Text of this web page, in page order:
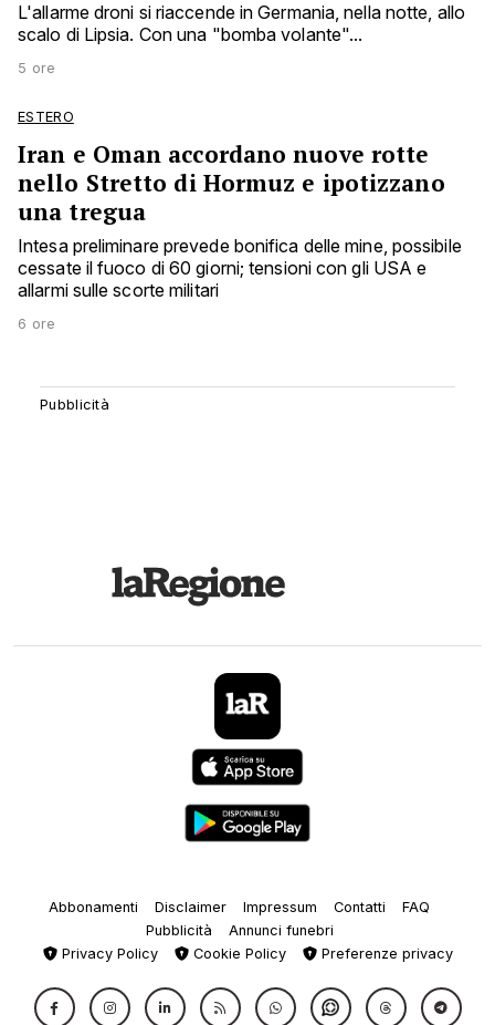
L'allarme droni si riaccende in Germania, nella notte, allo
scalo di Lipsia. Con una "bomba volante"...
5 ore
ESTERO
Iran e Oman accordano nuove rotte
nello Stretto di Hormuz e ipotizzano
una tregua
Intesa preliminare prevede bonifica delle mine, possibile
cessate il fuoco di 60 giorni; tensioni con gli USA e
allarmi sulle scorte militari
6 ore
Abbonamenti Disclaimer Impressum Contatti
FAQ
Pubblicità
Annunci funebri
Privacy Policy
Cookie Policy Preferenze privacy